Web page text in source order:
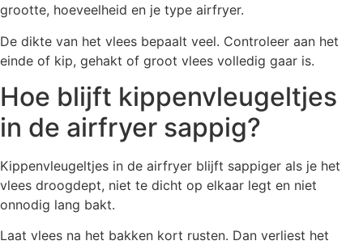
grootte, hoeveelheid en je type airfryer.
De dikte van het vlees bepaalt veel. Controleer aan het
einde of kip, gehakt of groot vlees volledig gaar is.
Hoe blijft kippenvleugeltjes
in de airfryer sappig?
Kippenvleugeltjes in de airfryer blijft sappiger als je het
vlees droogdept, niet te dicht op elkaar legt en niet
onnodig lang bakt.
Laat vlees na het bakken kort rusten. Dan verliest het